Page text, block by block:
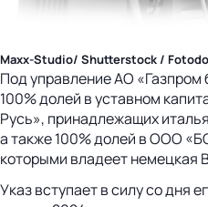
Maxx-Studio/ Shutterstock /
Под управление АО
100% долей в уставном
Русь», принадлежащих
а также 100% долей в ООО
которыми владеет немецкая
Указ вступает в силу со дня